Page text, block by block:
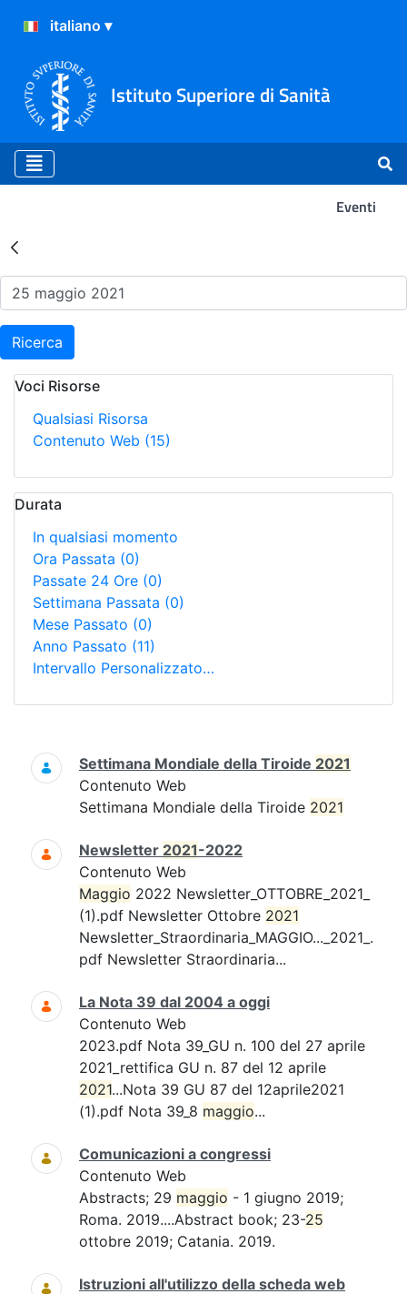
Istituto Superiore di Sanità
Eventi
Risultati della Ricerca -
Ricerca
Voci Risorse
Qualsiasi Risorsa
Contenuto Web (15)
Durata
In qualsiasi momento
Ora Passata (0)
Passate 24 Ore (0)
Settimana Passata (0)
Mese Passato (0)
Anno Passato (11)
Intervallo Personalizzato…
Ricerca
Settimana Mondiale della Tiroide 2021
Contenuto Web
Settimana Mondiale della Tiroide 2021
Newsletter 2021-2022
Contenuto Web
Maggio 2022 Newsletter_OTTOBRE_2021_
(1).pdf Newsletter Ottobre 2021
Newsletter_Straordinaria_MAGGIO..._2021_.
pdf Newsletter Straordinaria...
La Nota 39 dal 2004 a oggi
Contenuto Web
2023.pdf Nota 39_GU n. 100 del 27 aprile
2021_rettifica GU n. 87 del 12 aprile
2021...Nota 39 GU 87 del 12aprile2021
(1).pdf Nota 39_8 maggio...
Comunicazioni a congressi
Contenuto Web
Abstracts; 29 maggio - 1 giugno 2019;
Roma. 2019....Abstract book; 23-25
ottobre 2019; Catania. 2019.
Istruzioni all'utilizzo della scheda web